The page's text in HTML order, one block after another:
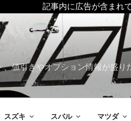
記事内に広告が含まれ
値引きやオプション情報が盛り
スズキ スバル マツダ